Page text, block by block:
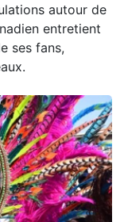
autour de
entretient
ses fans,